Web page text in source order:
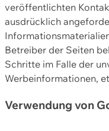
veröffentlichten
ausdrücklich
Betreiber der Seiten
Schritte im Falle der
Werbeinformationen,
Verwendung von